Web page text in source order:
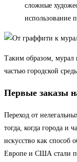
сложные
использование
Таким образом, мурал
частью городской
Первые заказы
Переход от
тогда, когда города и
искусство как способ
Европе и США стали